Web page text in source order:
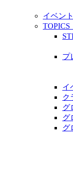
イベン
TOPICS
プ
イ
ク
グ
グ
グ